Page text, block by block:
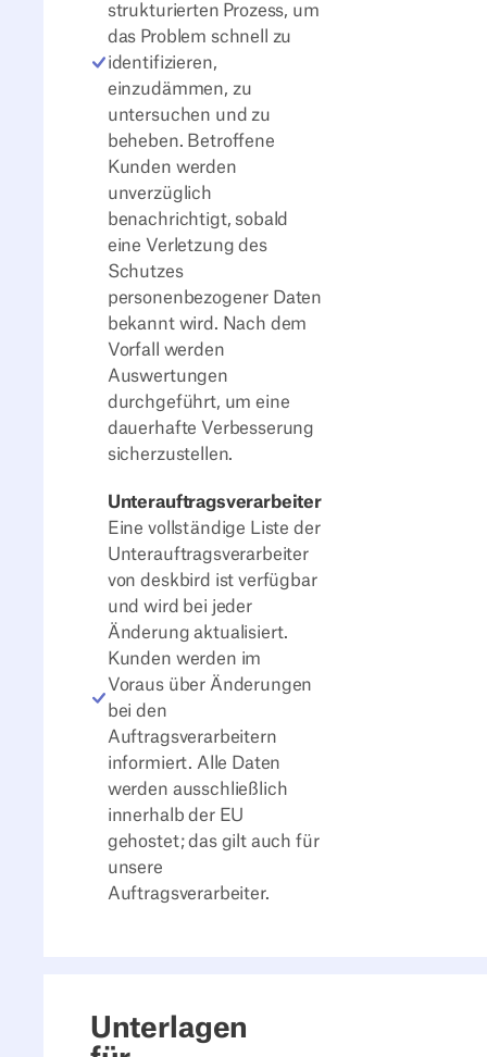
strukturierten Prozess, um
das Problem schnell zu
identifizieren,
einzudämmen, zu
untersuchen und zu
beheben. Betroffene
Kunden werden
unverzüglich
benachrichtigt, sobald
eine Verletzung des
Schutzes
personenbezogener Daten
bekannt wird. Nach dem
Vorfall werden
Auswertungen
durchgeführt, um eine
dauerhafte Verbesserung
sicherzustellen.
Unterauftragsverarbeiter
Eine vollständige Liste der
Unterauftragsverarbeiter
von deskbird ist verfügbar
und wird bei jeder
Änderung aktualisiert.
Kunden werden im
Voraus über Änderungen
bei den
Auftragsverarbeitern
informiert. Alle Daten
werden ausschließlich
innerhalb der EU
gehostet; das gilt auch für
unsere
Auftragsverarbeiter.
Unterlagen